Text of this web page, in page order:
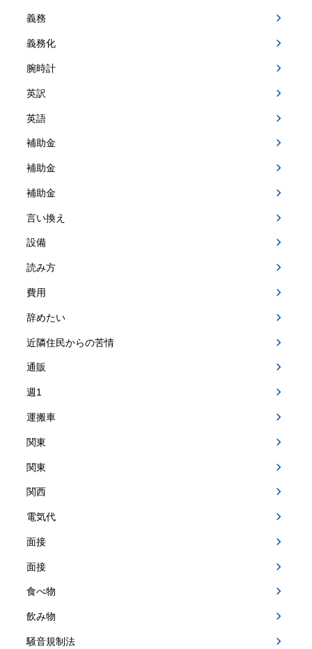
義務
義務化
腕時計
英訳
英語
補助金
補助金
補助金
言い換え
設備
読み方
費用
辞めたい
近隣住民からの苦情
通販
週1
運搬車
関東
関東
関西
電気代
面接
面接
食べ物
飲み物
騒音規制法